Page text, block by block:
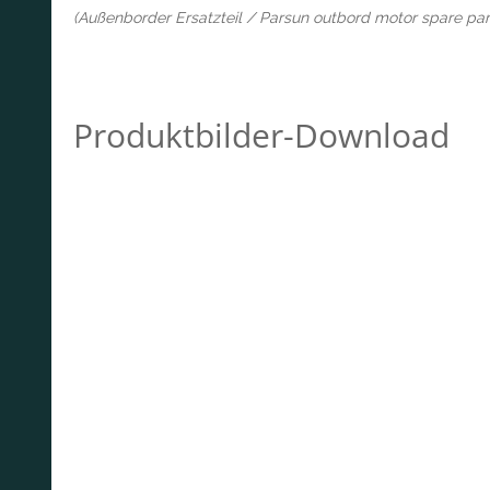
(Außenborder Ersatzteil / Parsun outbord motor spare
Produktbilder-Download